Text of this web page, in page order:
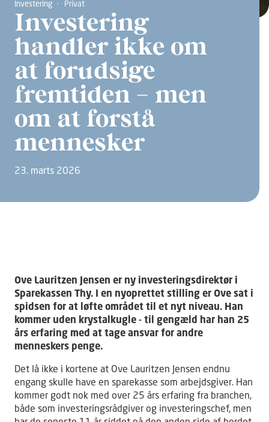
Investering Privat
Investering
handler ikke om
at forudsige
fremtiden – men
om at forstå
mennesker
23. marts 2026
Ove Lauritzen Jensen er ny investeringsdirektør i
Sparekassen Thy. I en nyoprettet stilling er Ove sat i
spidsen for at løfte området til et nyt niveau. Han
kommer uden krystalkugle - til gengæld har han 25
års erfaring med at tage ansvar for andre
menneskers penge.
Det lå ikke i kortene at Ove Lauritzen Jensen endnu
engang skulle have en sparekasse som arbejdsgiver. Han
kommer godt nok med over 25 års erfaring fra branchen,
både som investeringsrådgiver og investeringschef, men